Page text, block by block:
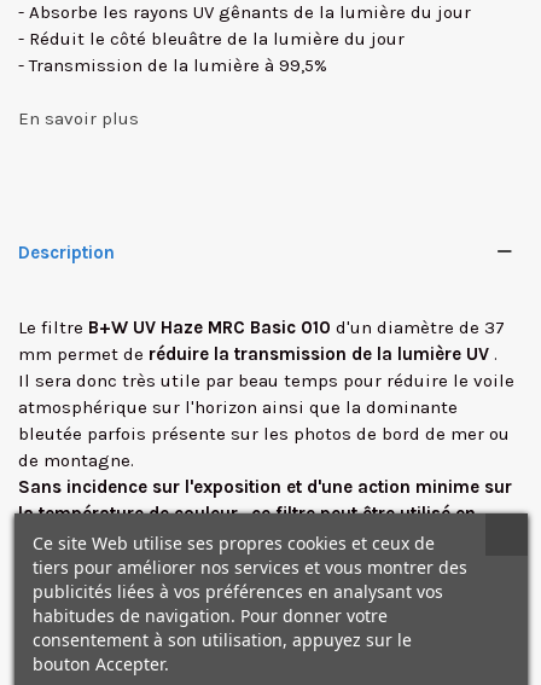
- Absorbe les rayons UV gênants de la lumière du jour
- Réduit le côté bleuâtre de la lumière du jour
- Transmission de la lumière à 99,5%
En savoir plus
Description
Le filtre B+W UV Haze MRC Basic 010 d'un diamètre de 37
mm permet de réduire la transmission de la lumière UV .
Il sera donc très utile par beau temps pour réduire le voile
atmosphérique sur l'horizon ainsi que la dominante
bleutée parfois présente sur les photos de bord de mer ou
de montagne.
Sans incidence sur l'exposition et d'une action minime sur
la température de couleur,ce filtre peut être utilisé en
permanence comme filtre de protectionpour protéger
votre objectif de l'eau, de la poussière etc.
Letraitement multicouches MRC(Multi Resistant Coating)
assurent une extraordinaire résistance et réduit le risque
de rayures ou autre dommages causés à votre matériel.
L'anneau en laiton du filtre est cranté pour un montage et
Ce site Web utilise ses propres cookies et ceux de
tiers pour améliorer nos services et vous montrer des
publicités liées à vos préférences en analysant vos
habitudes de navigation. Pour donner votre
consentement à son utilisation, appuyez sur le
bouton Accepter.
✕